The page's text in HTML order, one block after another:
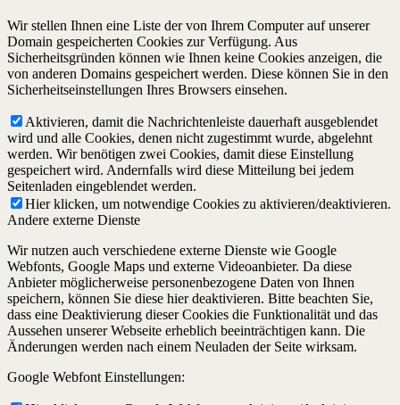
Wir stellen Ihnen eine Liste der von Ihrem Computer auf unserer
Domain gespeicherten Cookies zur Verfügung. Aus
Sicherheitsgründen können wie Ihnen keine Cookies anzeigen, die
von anderen Domains gespeichert werden. Diese können Sie in den
Sicherheitseinstellungen Ihres Browsers einsehen.
Aktivieren, damit die Nachrichtenleiste dauerhaft ausgeblendet
wird und alle Cookies, denen nicht zugestimmt wurde, abgelehnt
werden. Wir benötigen zwei Cookies, damit diese Einstellung
gespeichert wird. Andernfalls wird diese Mitteilung bei jedem
Seitenladen eingeblendet werden.
Hier klicken, um notwendige Cookies zu aktivieren/deaktivieren.
Andere externe Dienste
Wir nutzen auch verschiedene externe Dienste wie Google
Webfonts, Google Maps und externe Videoanbieter. Da diese
Anbieter möglicherweise personenbezogene Daten von Ihnen
speichern, können Sie diese hier deaktivieren. Bitte beachten Sie,
dass eine Deaktivierung dieser Cookies die Funktionalität und das
Aussehen unserer Webseite erheblich beeinträchtigen kann. Die
Änderungen werden nach einem Neuladen der Seite wirksam.
Google Webfont Einstellungen: